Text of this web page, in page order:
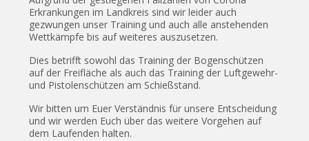
Erkrankungen im Landkreis sind wir leider auch
gezwungen unser Training und auch alle anstehenden
Wettkämpfe bis auf weiteres auszusetzen.
Dies betrifft sowohl das Training der Bogenschützen
auf der Freifläche als auch das Training der Luftgewehr-
und Pistolenschützen am Schießstand.
Wir bitten um Euer Verständnis für unsere Entscheidung
und wir werden Euch über das weitere Vorgehen auf
dem Laufenden halten.